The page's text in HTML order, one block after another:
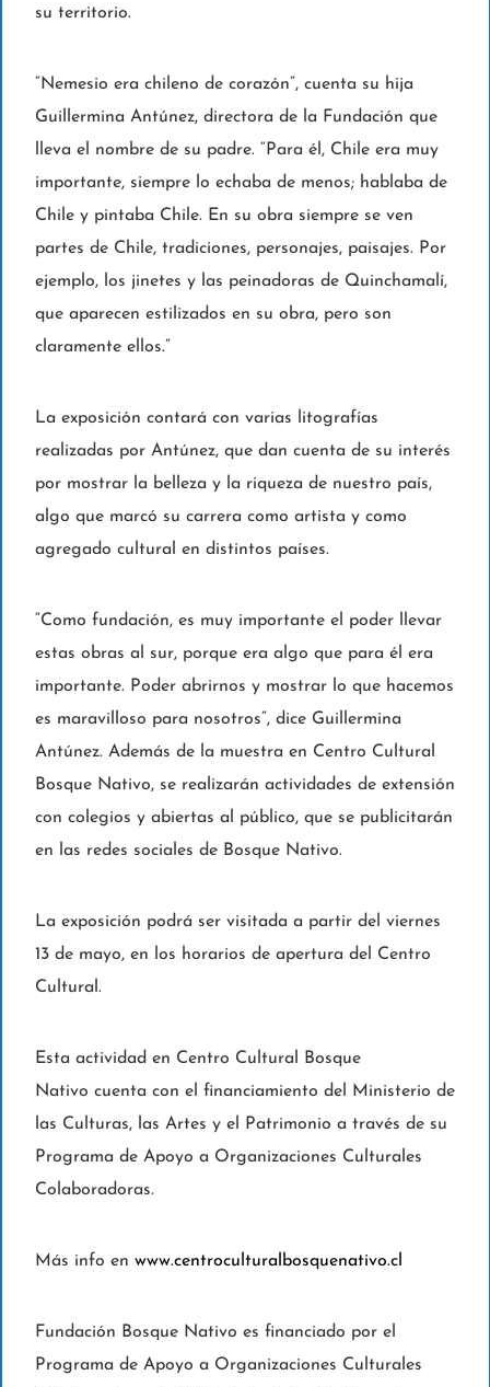
su territorio.
“Nemesio era chileno de corazón”, cuenta su hija
Guillermina Antúnez, directora de la Fundación que
lleva el nombre de su padre. “Para él, Chile era muy
importante, siempre lo echaba de menos; hablaba de
Chile y pintaba Chile. En su obra siempre se ven
partes de Chile, tradiciones, personajes, paisajes. Por
ejemplo, los jinetes y las peinadoras de Quinchamalí,
que aparecen estilizados en su obra, pero son
claramente ellos.”
La exposición contará con varias litografías
realizadas por Antúnez, que dan cuenta de su interés
por mostrar la belleza y la riqueza de nuestro país,
algo que marcó su carrera como artista y como
agregado cultural en distintos países.
“Como fundación, es muy importante el poder llevar
estas obras al sur, porque era algo que para él era
importante. Poder abrirnos y mostrar lo que hacemos
es maravilloso para nosotros”, dice Guillermina
Antúnez. Además de la muestra en Centro Cultural
Bosque Nativo, se realizarán actividades de extensión
con colegios y abiertas al público, que se publicitarán
en las redes sociales de Bosque Nativo.
La exposición podrá ser visitada a partir del viernes
13 de mayo, en los horarios de apertura del Centro
Cultural.
Esta actividad en Centro Cultural Bosque
Nativo cuenta con el financiamiento del Ministerio de
las Culturas, las Artes y el Patrimonio a través de su
Programa de Apoyo a Organizaciones Culturales
Colaboradoras.
Más info en www.centroculturalbosquenativo.cl
Fundación Bosque Nativo es financiado por el
Programa de Apoyo a Organizaciones Culturales